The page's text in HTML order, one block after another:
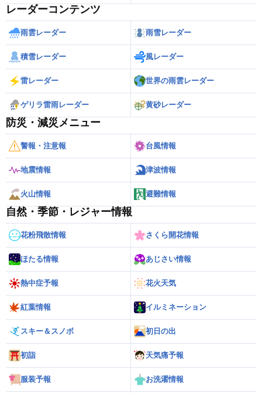
レーダーコンテンツ
雨雲レーダー 雨雪レーダー
積雪レーダー 風レーダー
雷レーダー 世界の雨雲レーダー
ゲリラ雷雨レーダー 黄砂レーダー
防災・減災メニュー
警報・注意報 台風情報
地震情報 津波情報
火山情報 避難情報
自然・季節・レジャー情報
花粉飛散情報 さくら開花情報
ほたる情報 あじさい情報
熱中症予報 花火天気
紅葉情報 イルミネーション
スキー＆スノボ 初日の出
初詣 天気痛予報
服装予報 お洗濯情報